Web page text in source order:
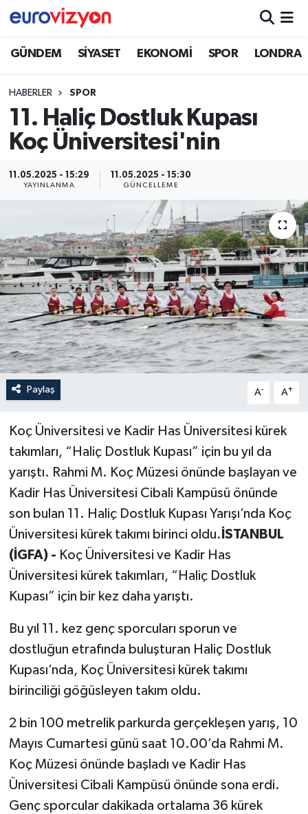
GÜNDEM SİYASET EKONOMİ SPOR LONDRA
HABERLER SPOR
11. Haliç Dostluk Kupası
Koç Üniversitesi'nin
11.05.2025 - 15:29
YAYINLANMA
11.05.2025 - 15:30
GÜNCELLEME
Paylaş A- A+
Koç Üniversitesi ve Kadir Has Üniversitesi kürek
takımları, “Haliç Dostluk Kupası” için bu yıl da
yarıştı. Rahmi M. Koç Müzesi önünde başlayan ve
Kadir Has Üniversitesi Cibali Kampüsü önünde
son bulan 11. Haliç Dostluk Kupası Yarışı’nda Koç
Üniversitesi kürek takımı birinci oldu. İSTANBUL
(İGFA) - Koç Üniversitesi ve Kadir Has
Üniversitesi kürek takımları, “Haliç Dostluk
Kupası” için bir kez daha yarıştı.
Bu yıl 11. kez genç sporcuları sporun ve
dostluğun etrafında buluşturan Haliç Dostluk
Kupası’nda, Koç Üniversitesi kürek takımı
birinciliği göğüsleyen takım oldu.
2 bin 100 metrelik parkurda gerçekleşen yarış, 10
Mayıs Cumartesi günü saat 10.00’da Rahmi M.
Koç Müzesi önünde başladı ve Kadir Has
Üniversitesi Cibali Kampüsü önünde sona erdi.
Genç sporcular dakikada ortalama 36 kürek